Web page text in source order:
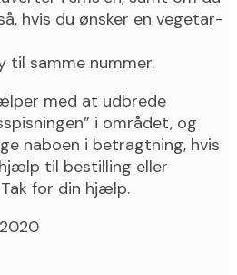
hvis du ønsker en vegetar-
til samme nummer.
med at udbrede
i området, og
naboen i betragtning, hvis
til bestilling eller
for din hjælp.